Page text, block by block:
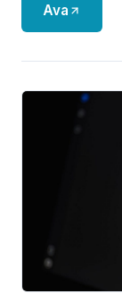
Ava